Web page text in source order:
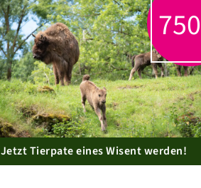
750
Jetzt Tierpate eines Wisent werden!